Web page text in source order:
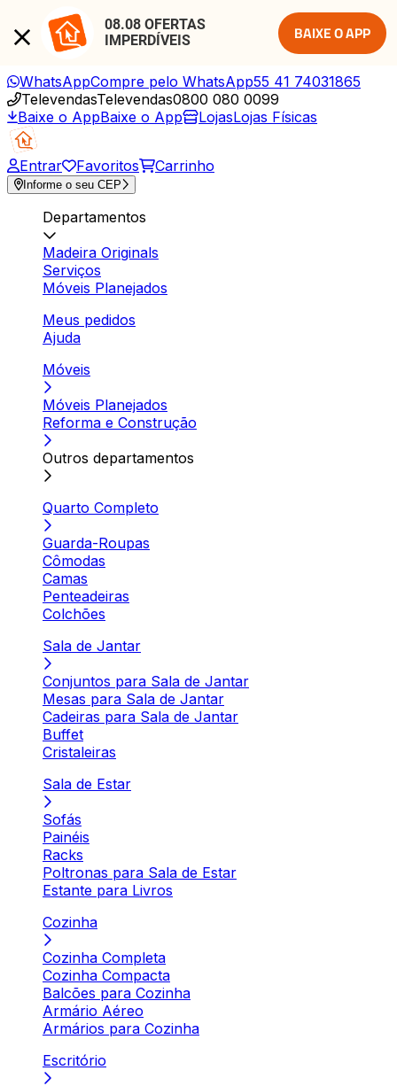
08.08 OFERTAS
IMPERDÍVEIS
BAIXE O APP
WhatsAppCompre pelo WhatsApp55 41 74031865
TelevendasTelevendas0800 080 0099
Baixe o AppBaixe o App LojasLojas Físicas
Entrar Favoritos Carrinho
Informe o seu CEP
Departamentos
Madeira Originals
Serviços
Móveis Planejados
Meus pedidos
Ajuda
Móveis
Móveis Planejados
Reforma e Construção
Outros departamentos
Quarto Completo
Guarda-Roupas
Cômodas
Camas
Penteadeiras
Colchões
Sala de Jantar
Conjuntos para Sala de Jantar
Mesas para Sala de Jantar
Cadeiras para Sala de Jantar
Buffet
Cristaleiras
Sala de Estar
Sofás
Painéis
Racks
Poltronas para Sala de Estar
Estante para Livros
Cozinha
Cozinha Completa
Cozinha Compacta
Balcões para Cozinha
Armário Aéreo
Armários para Cozinha
Escritório